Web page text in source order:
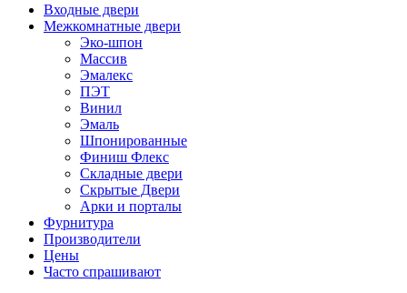
Входные двери
Межкомнатные двери
Эко-шпон
Массив
Эмалекс
ПЭТ
Винил
Эмаль
Шпонированные
Финиш Флекс
Складные двери
Скрытые Двери
Арки и порталы
Фурнитура
Производители
Цены
Часто спрашивают